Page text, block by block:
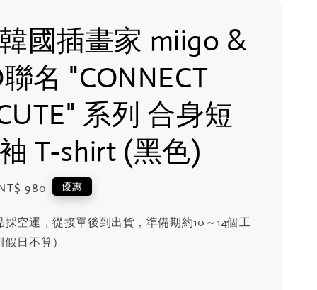
國插畫家 miigo &
聯名 "CONNECT
系列 合身短
T-shirt (黑色)
980 優惠
採空運，從接單後到出貨，準備期約10～14個工
日不算）